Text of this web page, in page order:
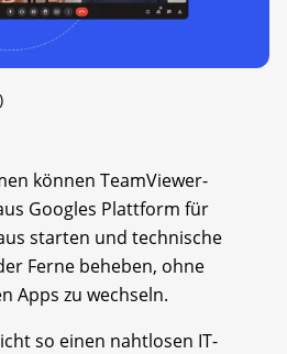
können TeamViewer-
Googles Plattform für
starten und technische
Ferne beheben, ohne
Apps zu wechseln.
so einen nahtlosen IT-